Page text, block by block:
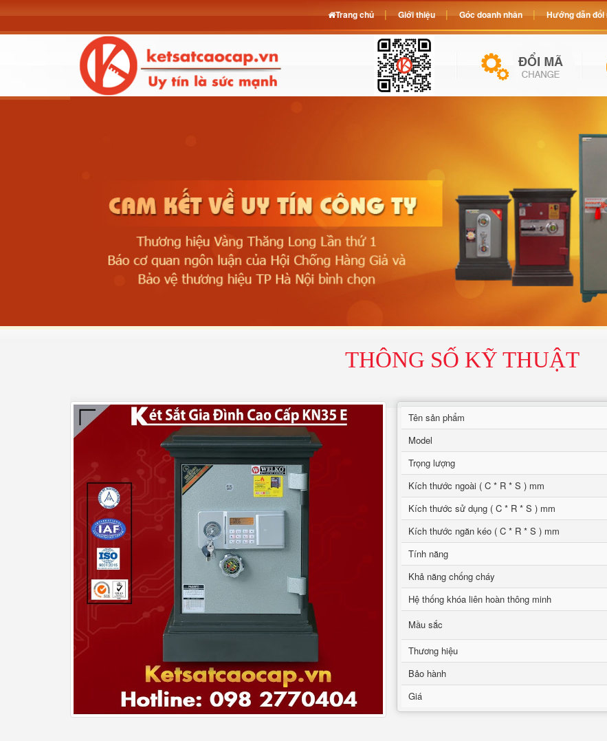
THÔNG SỐ KỸ THUẬT
Tên sản phẩm
Model
Trọng lượng
Kích thước ngoài ( C * R * S ) mm
Kích thước sử dụng ( C * R * S ) mm
Kích thước ngăn kéo ( C * R * S ) mm
Tính năng
Khả năng chống cháy
Hệ thống khóa liên hoàn thông minh
Mầu sắc
Thương hiệu
Bảo hành
Giá
Trang chủ Giới thiệu Góc doanh nhân Hướng dẫn đổi